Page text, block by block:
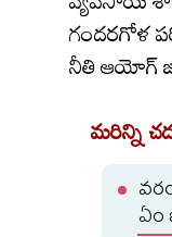
గందరగోళ
నీతి ఆయోగ్
మరిన్ని
ఏం